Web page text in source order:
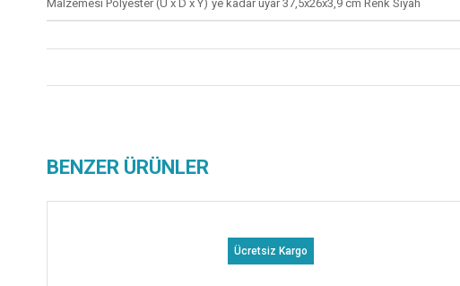
Malzemesi Polyester (U x D x Y)`ye kadar uyar 37,5x26x3,9 cm Renk Siyah
BENZER ÜRÜNLER
Ücretsiz Kargo